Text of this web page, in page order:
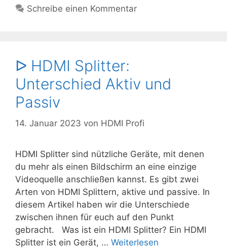
Schreibe einen Kommentar
ᐅ HDMI Splitter:
Unterschied Aktiv und
Passiv
14. Januar 2023 von HDMI Profi
HDMI Splitter sind nützliche Geräte, mit denen
du mehr als einen Bildschirm an eine einzige
Videoquelle anschließen kannst. Es gibt zwei
Arten von HDMI Splittern, aktive und passive. In
diesem Artikel haben wir die Unterschiede
zwischen ihnen für euch auf den Punkt
gebracht. Was ist ein HDMI Splitter? Ein HDMI
Splitter ist ein Gerät, … Weiterlesen